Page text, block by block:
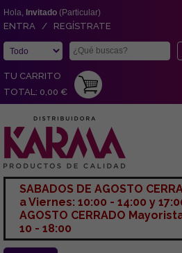
Hola, Invitado (Particular)
ENTRA / REGÍSTRATE
TU CARRITO
TOTAL: 0,00 €
SABADOS DE AGOSTO
a Viernes: 10:00 - 14:00 y
AGOSTO CERRADO
10 - 18:00